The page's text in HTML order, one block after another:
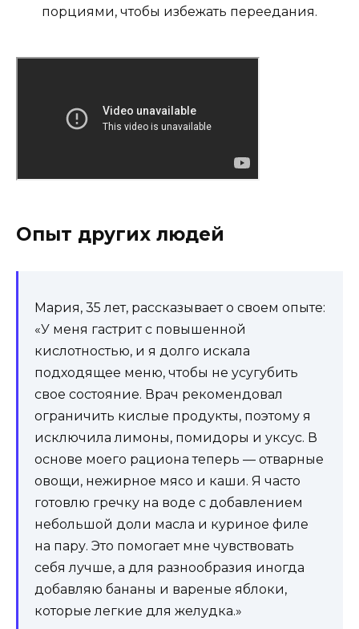
порциями, чтобы избежать переедания.
Опыт других людей
Мария, 35 лет, рассказывает о своем опыте:
«У меня гастрит с повышенной
кислотностью, и я долго искала
подходящее меню, чтобы не усугубить
свое состояние. Врач рекомендовал
ограничить кислые продукты, поэтому я
исключила лимоны, помидоры и уксус. В
основе моего рациона теперь — отварные
овощи, нежирное мясо и каши. Я часто
готовлю гречку на воде с добавлением
небольшой доли масла и куриное филе
на пару. Это помогает мне чувствовать
себя лучше, а для разнообразия иногда
добавляю бананы и вареные яблоки,
которые легкие для желудка.»